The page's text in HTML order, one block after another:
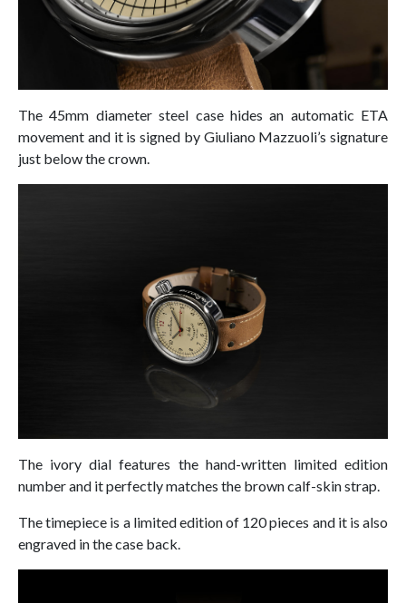
The 45mm diameter steel case hides an automatic ETA
movement and it is signed by Giuliano Mazzuoli’s signature
just below the crown.
The ivory dial features the hand-written limited edition
number and it perfectly matches the brown calf-skin strap.
The timepiece is a limited edition of 120 pieces and it is also
engraved in the case back.